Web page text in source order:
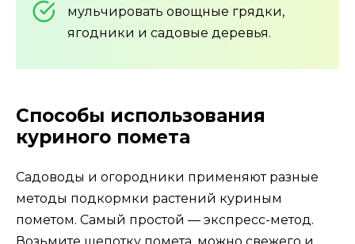
мульчировать овощные грядки,
ягодники и садовые деревья.
Способы использования
куриного помета
Садоводы и огородники применяют разные
методы подкормки растений куриным
пометом. Самый простой — экспресс-метод.